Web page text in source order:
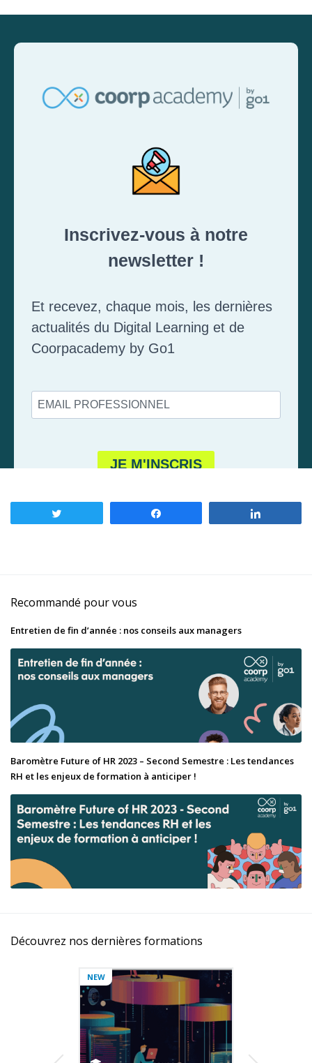
Recommandé pour vous
Entretien de fin d’année : nos conseils aux managers
Baromètre Future of HR 2023 – Second Semestre : Les tendances
RH et les enjeux de formation à anticiper !
Découvrez nos dernières formations
NEW